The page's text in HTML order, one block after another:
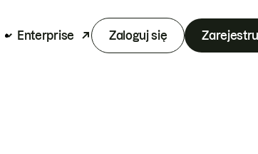
Enterprise Zaloguj się